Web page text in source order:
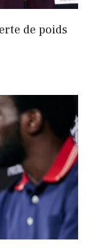
de poids